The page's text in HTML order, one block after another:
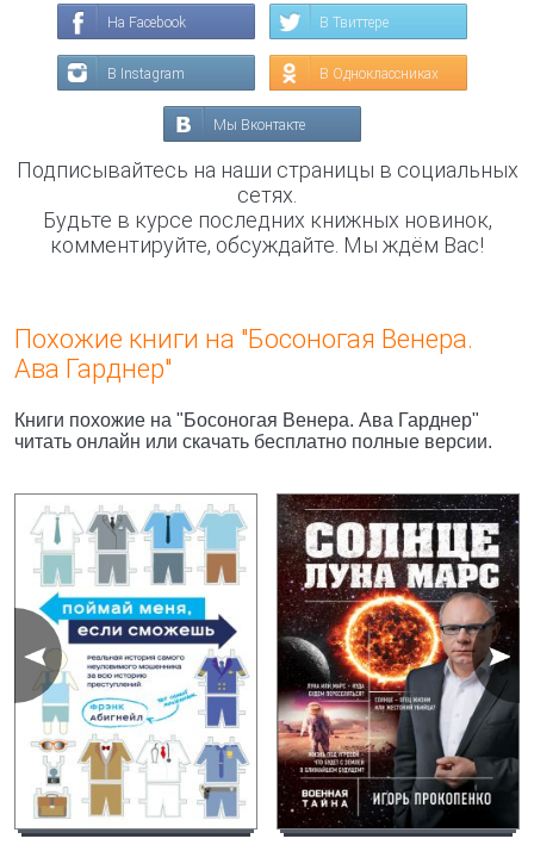
На Facebook В Твиттере
В Instagram В Одноклассниках
Мы Вконтакте
Подписывайтесь на наши страницы в социальных
сетях.
Будьте в курсе последних книжных новинок,
комментируйте, обсуждайте. Мы ждём Вас!
Похожие книги на "Босоногая Венера.
Ава Гарднер"
Книги похожие на "Босоногая Венера. Ава Гарднер"
читать онлайн или скачать бесплатно полные версии.